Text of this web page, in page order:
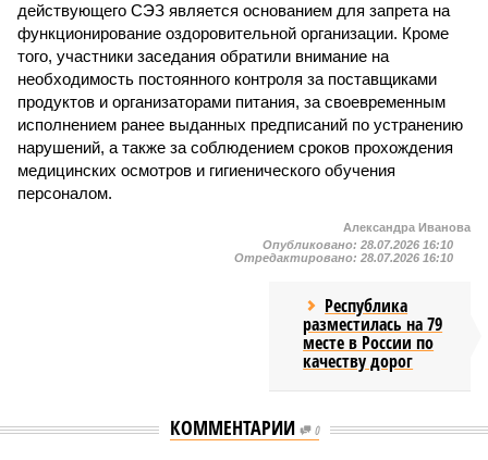
действующего СЭЗ является основанием для запрета на
функционирование оздоровительной организации. Кроме
того, участники заседания обратили внимание на
необходимость постоянного контроля за поставщиками
продуктов и организаторами питания, за своевременным
исполнением ранее выданных предписаний по устранению
нарушений, а также за соблюдением сроков прохождения
медицинских осмотров и гигиенического обучения
персоналом.
Александра Иванова
Опубликовано: 28.07.2026 16:10
Отредактировано: 28.07.2026 16:10
Республика
разместилась на 79
месте в России по
качеству дорог
КОММЕНТАРИИ 0